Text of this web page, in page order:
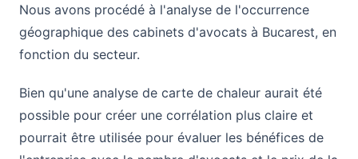
Nous avons procédé à l'analyse de l'occurrence
géographique des cabinets d'avocats à Bucarest, en
fonction du secteur.
Bien qu'une analyse de carte de chaleur aurait été
possible pour créer une corrélation plus claire et
pourrait être utilisée pour évaluer les bénéfices de